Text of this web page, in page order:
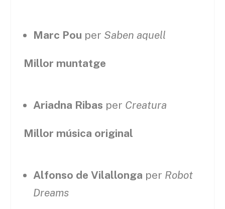
Marc Pou per Saben aquell
Millor muntatge
Ariadna Ribas per Creatura
Millor música original
Alfonso de Vilallonga per Robot
Dreams